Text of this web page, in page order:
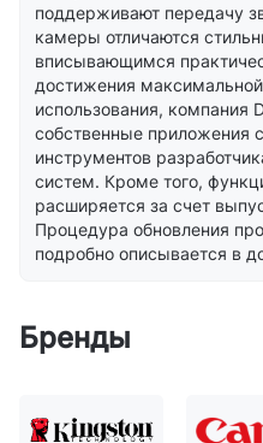
поддерживают передачу
камеры отличаются
вписывающимся
достижения
использования, компания
собственные приложения
инструментов
систем. Кроме того,
расширяется за счет
Процедура обновления
подробно описывается в
Бренды